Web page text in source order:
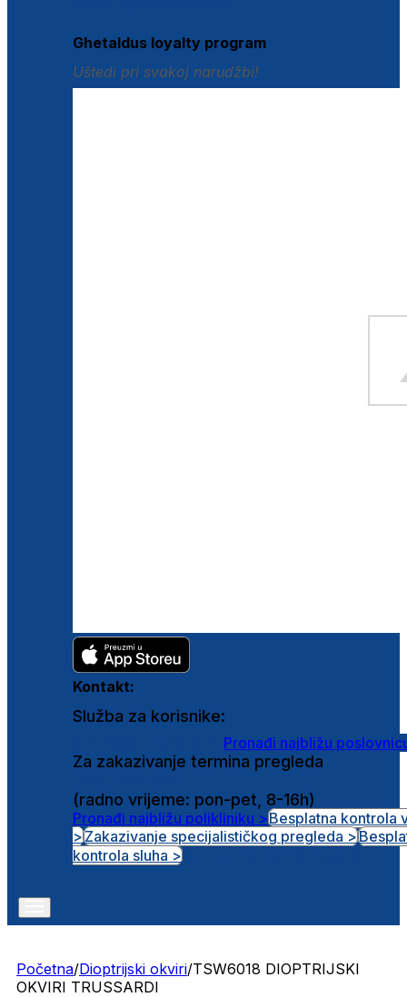
Ghetaldus loyalty program
Uštedi pri svakoj narudžbi!
Kontakt:
Služba za korisnike:
Pronađi najbližu
Za zakazivanje termina pregleda
(radno vrijeme: pon-pet, 8-16h)
Pronađi najbližu polikliniku >Besplatna kontrola
>Zakazivanje specijalističkog pregleda >
kontrola sluha >
Početna/Dioptrijski okviri/TSW6018 DIOPTRIJSKI
OKVIRI TRUSSARDI